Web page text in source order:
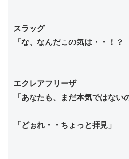
スラッグ
「な、なんだこの気は・・！？
エクレアフリーザ
「あなたも、まだ本気ではない
「どぉれ・・ちょっと拝見」